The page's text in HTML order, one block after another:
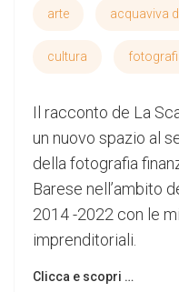
arte acquaviva
cultura
Il racconto de La
un nuovo spazio al
della fotografia
Barese nell’ambito
2014 -2022 con le
imprenditoriali.
Clicca e scopri …